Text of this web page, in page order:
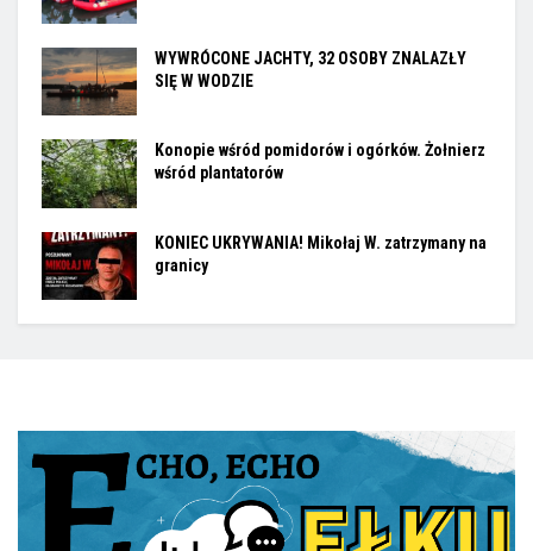
WYWRÓCONE JACHTY, 32 OSOBY ZNALAZŁY
SIĘ W WODZIE
Konopie wśród pomidorów i ogórków. Żołnierz
wśród plantatorów
KONIEC UKRYWANIA! Mikołaj W. zatrzymany na
granicy